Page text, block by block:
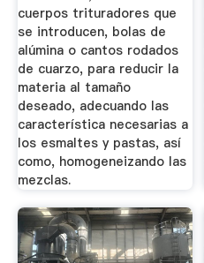
cuerpos trituradores que
se introducen, bolas de
alúmina o cantos rodados
de cuarzo, para reducir la
materia al tamaño
deseado, adecuando las
característica necesarias a
los esmaltes y pastas, así
como, homogeneizando las
mezclas.